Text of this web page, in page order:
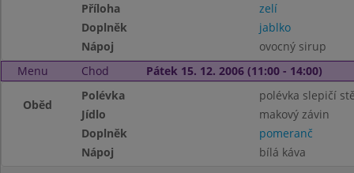
Příloha
zelí
Doplněk
jablko
Nápoj
ovocný sirup
Menu
Chod Pátek 15. 12. 2006 (11:00 - 14:00)
Oběd
Polévka
polévka slepičí
Jídlo
makový závin
Doplněk
pomeranč
Nápoj
bílá káva